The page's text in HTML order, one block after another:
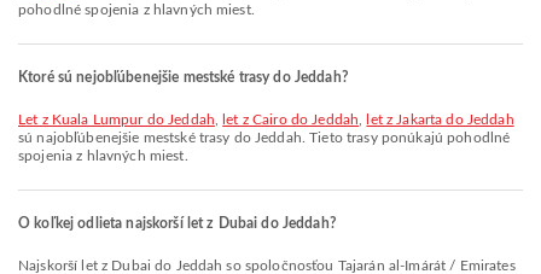
pohodlné spojenia z hlavných miest.
Ktoré sú nejobľúbenejšie mestské trasy do Jeddah?
let z Kuala Lumpur do Jeddah let z Cairo do Jeddah
let z Jakarta do Jeddah
sú najobľúbenejšie mestské trasy do Jeddah. Tieto trasy ponúkajú pohodlné
spojenia z hlavných miest.
O koľkej odlieta najskorší let z Dubai do Jeddah?
Najskorší let z Dubai do Jeddah so spoločnosťou Tajarán al-Imárát / Emirates